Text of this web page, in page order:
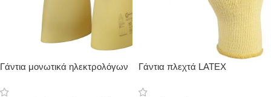
Γάντια μονωτικά ηλεκτρολόγων
Γάντια πλεχτά LATEX